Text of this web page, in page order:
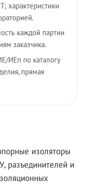
характеристики
каждой партии
заказчика.
ИЕп по каталогу
прямая
изоляторы
разъединителей и